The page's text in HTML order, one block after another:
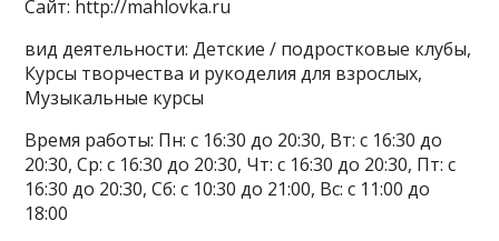
Сайт: http://mahlovka.ru
вид деятельности: Детские / подростковые клубы,
Курсы творчества и рукоделия для взрослых,
Музыкальные курсы
Время работы: Пн: с 16:30 до 20:30, Вт: с 16:30 до
20:30, Ср: с 16:30 до 20:30, Чт: с 16:30 до 20:30, Пт: с
16:30 до 20:30, Сб: с 10:30 до 21:00, Вс: с 11:00 до
18:00